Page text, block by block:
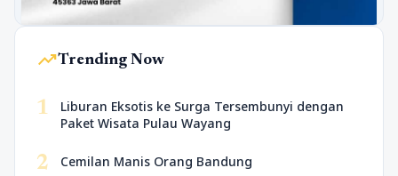
trending_upTrending Now
1
Liburan Eksotis ke Surga Tersembunyi dengan
Paket Wisata Pulau Wayang
2 Cemilan Manis Orang Bandung